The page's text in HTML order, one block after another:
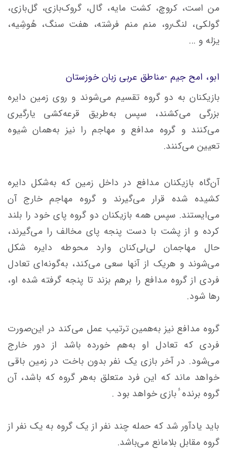
من است، کروچ، کشت مایه، گال، گروک‌بازی، گل‌بازی،
گولکی، لنگ‌رو، منم منم فرشته، هفت سنگ، هُوشِیه،
یزله و ...
ابو، امح جیم -مناطق عربى زبان خوزستان
بازیکنان به دو گروه تقسیم مى‌شوند و روى زمین دایره
بزرگى مى‌کشند، سپس به‌طریق قرعه‌کشى یارگیرى
مى‌کنند و گروه مدافع و مهاجم را نیز به‌همان شیوه
تعیین مى‌کنند.
آن‌گاه بازیکنان مدافع در داخل زمین که به‌شکل دایره
کشیده شده قرار مى‌گیرند و گروه مهاجم خارج آن
مى‌ایستند. سپس همه بازیکنان دو گروه پاى خود را بلند
کرده و از پشت با دست پنجه پاى مخالف را مى‌گیرند،
حال مهاجمان لى‌لى‌کنان وارد محوطه دایره شکل
مى‌شوند و هریک از آنها سعى مى‌کند، به‌گونه‌اى تعادل
فردى از گروه مدافع را برهم بزند تا پنجه گرفته شده او،
رها شود.
گروه مدافع نیز به‌همین ترتیب عمل مى‌کند در این‌صورت
فردى که تعادل او به‌هم خورده باشد از دور خارج
مى‌شود. در آخر بازى یک نفر بدون باخت در زمین باقى
خواهد ماند که این فرد متعلق به‌هر گروه که باشد، آن
گروه برنده ٔ بازى خواهد بود .
باید یاد‌آور شد که حمله چند نفر از یک گروه به یک نفر از
گروه مقابل بلامانع مى‌باشد.